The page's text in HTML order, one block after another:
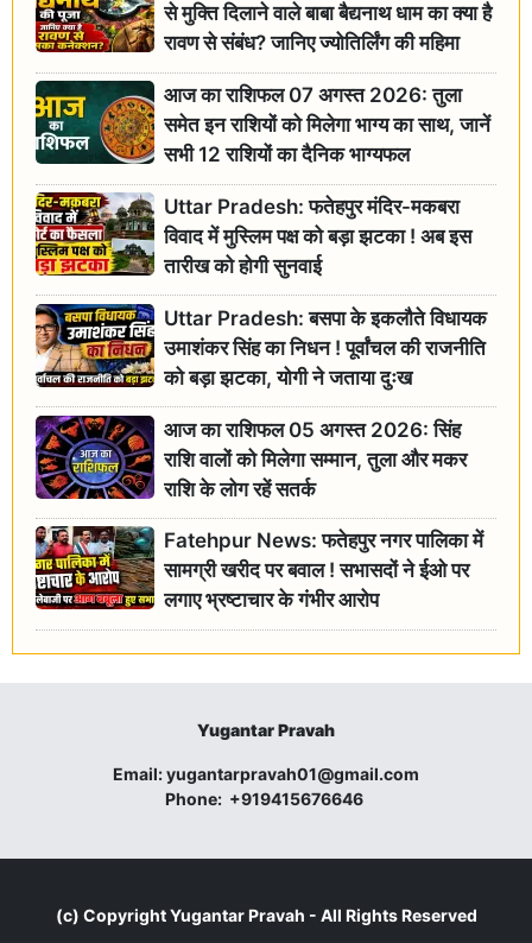
से मुक्ति दिलाने वाले बाबा बैद्यनाथ धाम का क्या है
रावण से संबंध? जानिए ज्योतिर्लिंग की महिमा
आज का राशिफल 07 अगस्त 2026: तुला
समेत इन राशियों को मिलेगा भाग्य का साथ, जानें
सभी 12 राशियों का दैनिक भाग्यफल
Uttar Pradesh: फतेहपुर मंदिर-मकबरा
विवाद में मुस्लिम पक्ष को बड़ा झटका ! अब इस
तारीख को होगी सुनवाई
Uttar Pradesh: बसपा के इकलौते विधायक
उमाशंकर सिंह का निधन ! पूर्वांचल की राजनीति
को बड़ा झटका, योगी ने जताया दुःख
आज का राशिफल 05 अगस्त 2026: सिंह
राशि वालों को मिलेगा सम्मान, तुला और मकर
राशि के लोग रहें सतर्क
Fatehpur News: फतेहपुर नगर पालिका में
सामग्री खरीद पर बवाल ! सभासदों ने ईओ पर
लगाए भ्रष्टाचार के गंभीर आरोप
Yugantar Pravah
Email:yugantarpravah01@gmail.com
Phone: +919415676646
(c) CopyrightYugantar Pravah - All Rights Reserved